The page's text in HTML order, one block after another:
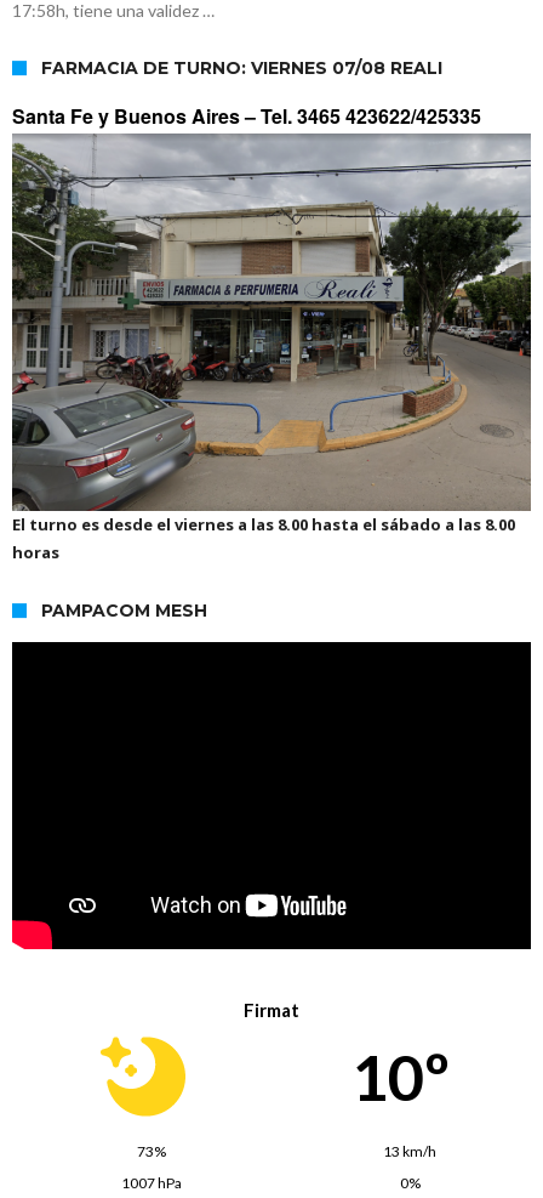
17:58h, tiene una validez …
FARMACIA DE TURNO: VIERNES 07/08 REALI
Santa Fe y Buenos Aires –Tel. 3465 423622/425335
El turno es desde el viernes a las 8.00 hasta el sábado a las 8.00
horas
PAMPACOM MESH
Firmat
10º
73%
13 km/h
1007 hPa
0%